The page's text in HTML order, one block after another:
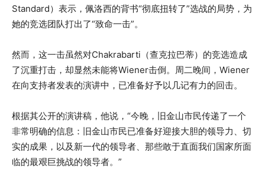
Standard）表示，佩洛西的背书“彻底扭转了”选战的局势，为
她的竞选团队打出了“致命一击”。
然而，这一击虽然对Chakrabarti（查克拉巴蒂）的竞选造成
了沉重打击，却显然未能将Wiener击倒。周二晚间，Wiener
在向支持者发表的演讲中，已准备好予以几记有力的回击。
根据其公开的演讲稿，他说，“今晚，旧金山市民传递了一个
非常明确的信息：旧金山市民已准备好迎接大胆的领导力、切
实的成果，以及新一代的领导者、那些敢于直面我们国家所面
临的最艰巨挑战的领导者。”